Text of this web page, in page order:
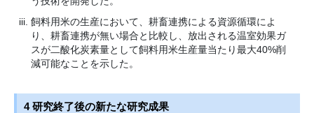
飼料用米の生産において、耕畜連携による資源循環によ
り、耕畜連携が無い場合と比較し、放出される温室効果ガ
スが二酸化炭素量として飼料用米生産量当たり最大40%削
減可能なことを示した。
4 研究終了後の新たな研究成果